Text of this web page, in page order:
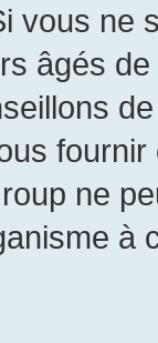
vous ne
âgés
ne